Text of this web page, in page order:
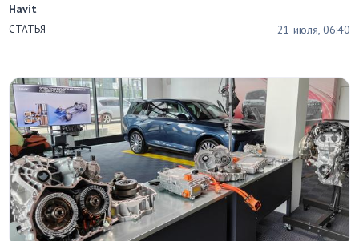
СТАТЬЯ 21 июля, 06:40
Havit